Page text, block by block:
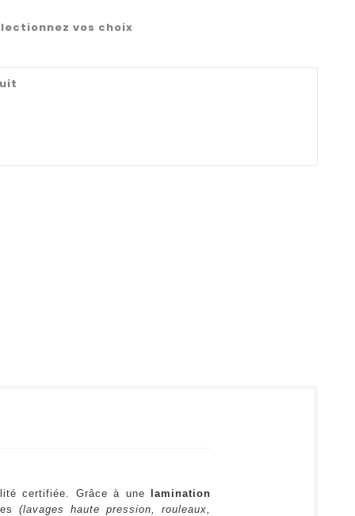
vos choix
certifiée. Grâce à une
lamination
(lavages haute pression, rouleaux,